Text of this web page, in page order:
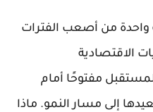
من أصعب الفترات
الاقتصادية
مفتوحًا أمام
إلى مسار النمو. ماذا